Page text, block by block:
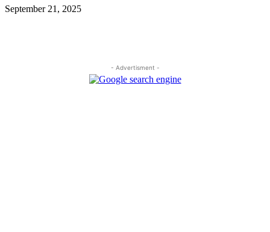
September 21, 2025
- Advertisment -